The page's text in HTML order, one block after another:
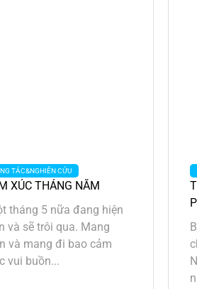
TÁC&NGHIÊN CỨU
XÚC THÁNG NĂM
tháng 5 nữa đang hiện
và sẽ trôi qua. Mang
và mang đi bao cảm
vui buồn...